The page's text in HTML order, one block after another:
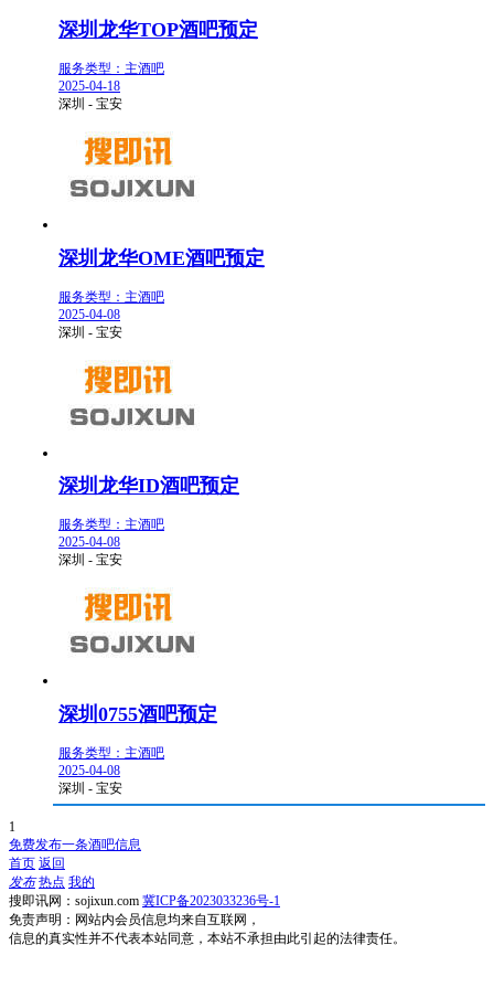
深圳龙华TOP酒吧预定
服务类型：主酒吧
2025-04-18
深圳 - 宝安
深圳龙华OME酒吧预定
服务类型：主酒吧
2025-04-08
深圳 - 宝安
深圳龙华ID酒吧预定
服务类型：主酒吧
2025-04-08
深圳 - 宝安
深圳0755酒吧预定
服务类型：主酒吧
2025-04-08
深圳 - 宝安
1
免费发布一条酒吧信息
首页 返回
发布 热点 我的
搜即讯网：sojixun.com 冀ICP备2023033236号-1
免责声明：网站内会员信息均来自互联网，
信息的真实性并不代表本站同意，本站不承担由此引起的法律责任。